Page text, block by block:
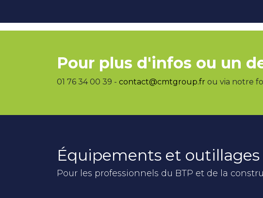
Pour plus d'infos ou un
01 76 34 00 39 - contact@cmtgroup.fr ou via notre
Équipements et outillages
Pour les professionnels du BTP et de la